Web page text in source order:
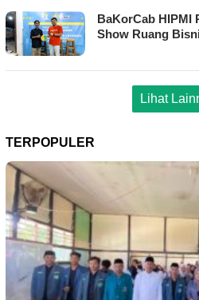
BaKorCab HIPMI
Show Ruang
Lihat
TERPOPULER